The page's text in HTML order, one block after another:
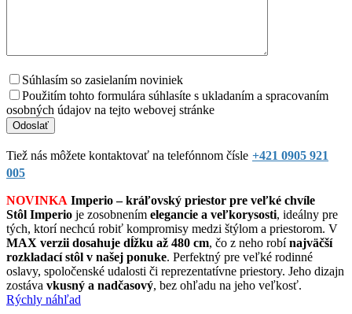
Súhlasím so zasielaním noviniek
Použitím tohto formulára súhlasíte s ukladaním a spracovaním
osobných údajov na tejto webovej stránke
Tiež nás môžete kontaktovať na telefónnom čísle +421 0905 921
005
NOVINKA Imperio – kráľovský priestor pre veľké chvíle
Stôl Imperio je zosobnením elegancie a veľkorysosti, ideálny pre
tých, ktorí nechcú robiť kompromisy medzi štýlom a priestorom. V
MAX verzii dosahuje dĺžku až 480 cm, čo z neho robínajväčší
rozkladací stôl v našej ponuke. Perfektný pre veľké rodinné
oslavy, spoločenské udalosti či reprezentatívne priestory. Jeho dizajn
zostáva vkusný a nadčasový, bez ohľadu na jeho veľkosť.
Rýchly náhľad